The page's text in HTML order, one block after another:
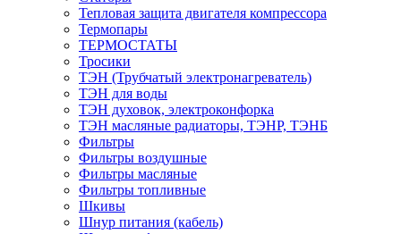
Тепловая защита двигателя компрессора
Термопары
ТЕРМОСТАТЫ
Тросики
ТЭН (Трубчатый электронагреватель)
ТЭН для воды
ТЭН духовок, электроконфорка
ТЭН масляные радиаторы, ТЭНР, ТЭНБ
Фильтры
Фильтры воздушные
Фильтры масляные
Фильтры топливные
Шкивы
Шнур питания (кабель)